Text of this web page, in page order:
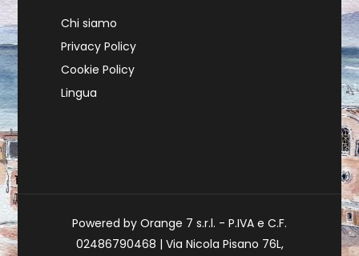
Chi siamo
Privacy Policy
Cookie Policy
Lingua
Powered by Orange 7 s.r.l. - P.IVA e C.F.
02486790468 | Via Nicola Pisano 76L,